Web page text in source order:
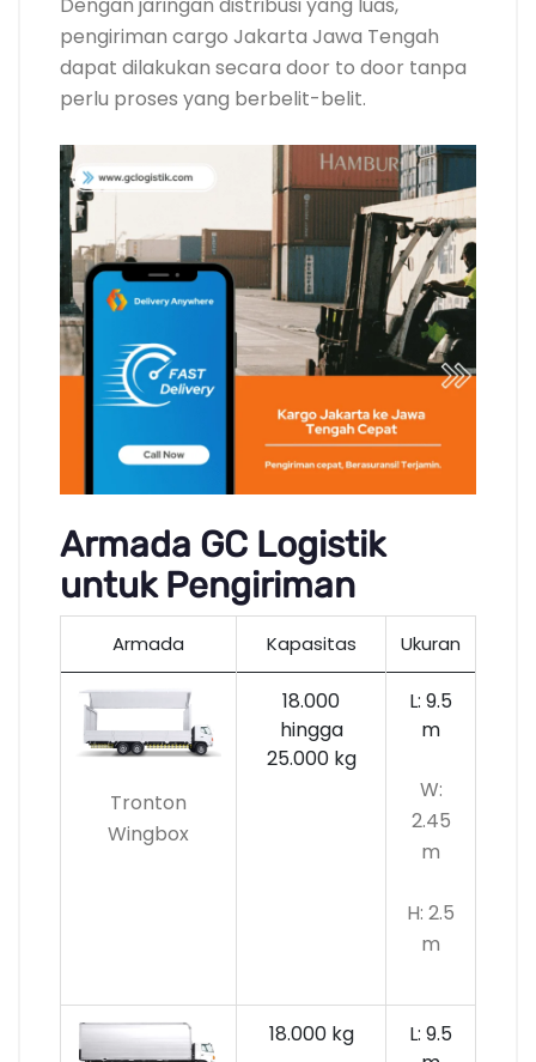
pengiriman cargo Jakarta Jawa Tengah
dapat dilakukan secara door to door tanpa
perlu proses yang berbelit-belit.
Armada GC Logistik
untuk Pengiriman
Armada Kapasitas Ukuran
Tronton
Wingbox
18.000
hingga
25.000 kg
L: 9.5
m
W:
2.45
m
H: 2.5
m
18.000 kg
L: 9.5